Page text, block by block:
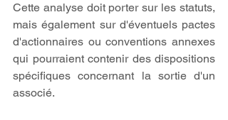
Cette analyse doit porter sur les statuts,
mais également sur d'éventuels pactes
d'actionnaires ou conventions annexes
qui pourraient contenir des dispositions
spécifiques concernant la sortie d'un
associé.